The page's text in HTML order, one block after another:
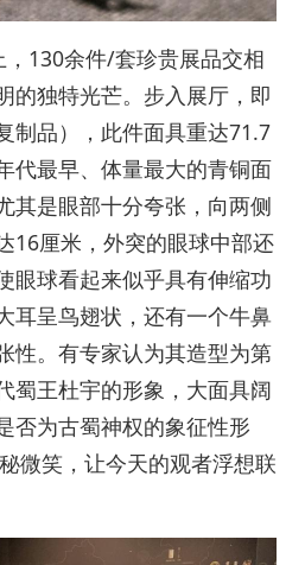
，130余件/套珍贵展品交相
的独特光芒。步入展厅，即
制品），此件面具重达71.7
代最早、体量最大的青铜面
其是眼部十分夸张，向两侧
16厘米，外突的眼球中部还
眼球看起来似乎具有伸缩功
耳呈鸟翅状，还有一个牛鼻
性。有专家认为其造型为第
蜀王杜宇的形象，大面具阔
否为古蜀神权的象征性形
微笑，让今天的观者浮想联